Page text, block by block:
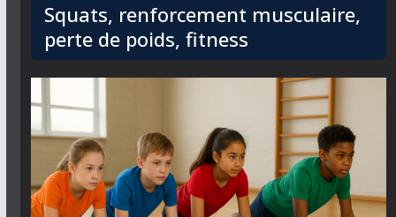
Squats, renforcement musculaire,
perte de poids, fitness